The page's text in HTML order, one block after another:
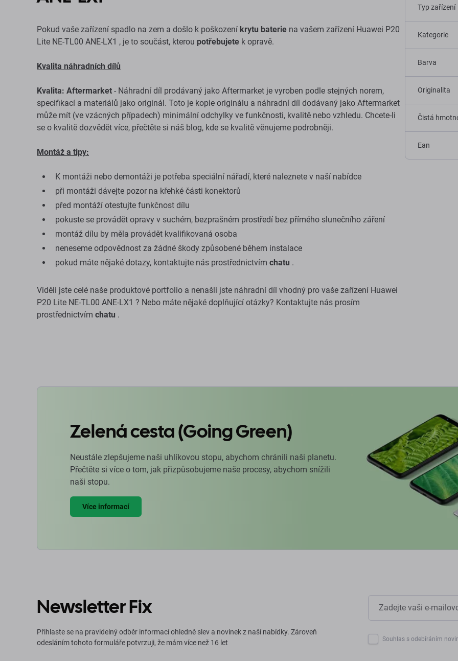
Pokud vaše zařízení spadlo na zem a došlo k poškození krytu baterie na vašem zařízení Huawei P20
Lite NE-TL00 ANE-LX1 , je to součást, kterou potřebujete k opravě.
Kvalita náhradních dílů
Kvalita: Aftermarket - Náhradní díl prodávaný jako Aftermarket je vyroben podle stejných norem,
specifikací a materiálů jako originál. Toto je kopie originálu a náhradní díl dodávaný jako Aftermarket
může mít (ve vzácných případech) minimální odchylky ve funkčnosti, kvalitě nebo vzhledu. Chcete-li
se o kvalitě dozvědět více, přečtěte si náš blog, kde se kvalitě věnujeme podrobněji.
Montáž a tipy:
K montáži nebo demontáži je potřeba speciální nářadí, které naleznete v naší nabídce
při montáži dávejte pozor na křehké části konektorů
před montáží otestujte funkčnost dílu
pokuste se provádět opravy v suchém, bezprašném prostředí bez přímého slunečního záření
montáž dílu by měla provádět kvalifikovaná osoba
neneseme odpovědnost za žádné škody způsobené během instalace
pokud máte nějaké dotazy, kontaktujte nás prostřednictvím chatu .
Viděli jste celé naše produktové portfolio a nenašli jste náhradní díl vhodný pro vaše zařízení Huawei
P20 Lite NE-TL00 ANE-LX1 ? Nebo máte nějaké doplňující otázky? Kontaktujte nás prosím
prostřednictvím chatu .
Typ zařízení
Kategorie
Barva
Originalita
Čistá
Ean
Zelená cesta (Going Green)
Neustále zlepšujeme naši uhlíkovou stopu, abychom chránili naši planetu.
Přečtěte si více o tom, jak přizpůsobujeme naše procesy, abychom snížili
naši stopu.
Více informací
Newsletter Fix
Přihlaste se na pravidelný odběr informací ohledně slev a novinek z naší nabídky. Zároveň
odesláním tohoto formuláře potvrzuji, že mám více než 16 let
Souhlas s odebíráním